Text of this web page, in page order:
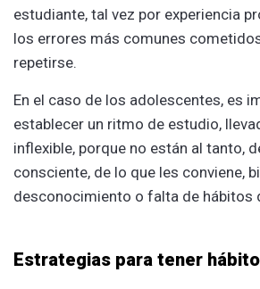
estudiante, tal vez por experiencia
los errores más comunes
repetirse.
En el caso de los adolescentes, es
establecer un ritmo de estudio,
inflexible, porque no están al tanto,
consciente, de lo que les conviene,
desconocimiento o falta de hábitos
Estrategias para tener